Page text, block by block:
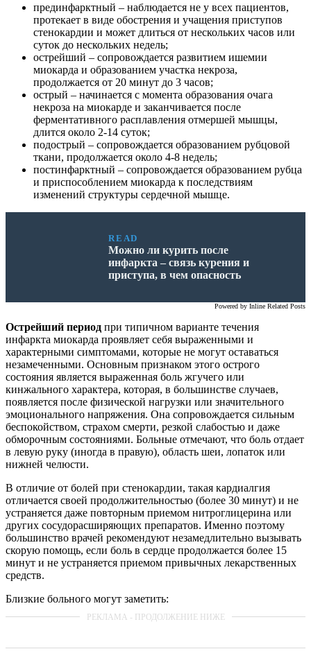
прединфарктный – наблюдается не у всех пациентов,
протекает в виде обострения и учащения приступов
стенокардии и может длиться от нескольких часов или
суток до нескольких недель;
острейший – сопровождается развитием ишемии
миокарда и образованием участка некроза,
продолжается от 20 минут до 3 часов;
острый – начинается с момента образования очага
некроза на миокарде и заканчивается после
ферментативного расплавления отмершей мышцы,
длится около 2-14 суток;
подострый – сопровождается образованием рубцовой
ткани, продолжается около 4-8 недель;
постинфарктный – сопровождается образованием рубца
и приспособлением миокарда к последствиям
изменений структуры сердечной мышце.
READ
Можно ли курить после
инфаркта – связь курения и
приступа, в чем опасность
Powered by Inline Related Posts
Острейший период при типичном варианте течения
инфаркта миокарда проявляет себя выраженными и
характерными симптомами, которые не могут оставаться
незамеченными. Основным признаком этого острого
состояния является выраженная боль жгучего или
кинжального характера, которая, в большинстве случаев,
появляется после физической нагрузки или значительного
эмоционального напряжения. Она сопровождается сильным
беспокойством, страхом смерти, резкой слабостью и даже
обморочным состояниями. Больные отмечают, что боль отдает
в левую руку (иногда в правую), область шеи, лопаток или
нижней челюсти.
В отличие от болей при стенокардии, такая кардиалгия
отличается своей продолжительностью (более 30 минут) и не
устраняется даже повторным приемом нитроглицерина или
других сосудорасширяющих препаратов. Именно поэтому
большинство врачей рекомендуют незамедлительно вызывать
скорую помощь, если боль в сердце продолжается более 15
минут и не устраняется приемом привычных лекарственных
средств.
Близкие больного могут заметить: